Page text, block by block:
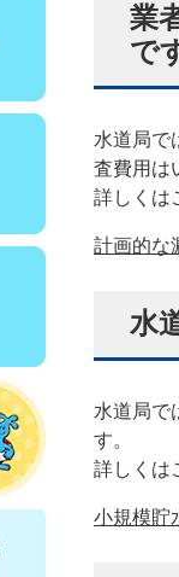
業
で
水道局で
査費用は
詳しくは
計画的な
水
水道局で
す。
詳しくは
小規模貯